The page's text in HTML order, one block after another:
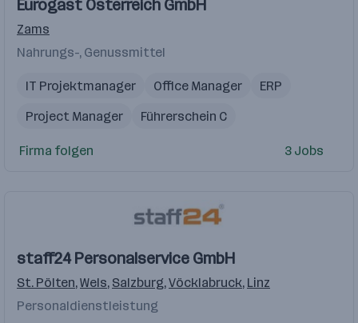
Eurogast Österreich GmbH
Zams
Nahrungs-, Genussmittel
IT Projektmanager Office Manager
ERP
Project Manager
Führerschein C
Gültiger Staplerschein
Firma folgen 3 Jobs
staff24 Personalservice GmbH
St. Pölten,Wels, Salzburg,Vöcklabruck, Linz
Personaldienstleistung